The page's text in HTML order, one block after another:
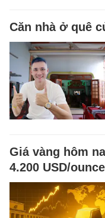
Căn nhà ở quê
Giá vàng hôm
4.200 USD/ounce